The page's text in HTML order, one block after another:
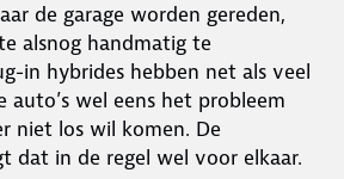
de garage worden gereden,
alsnog handmatig te
in hybrides hebben net als veel
auto’s wel eens het probleem
niet los wil komen. De
dat in de regel wel voor elkaar.